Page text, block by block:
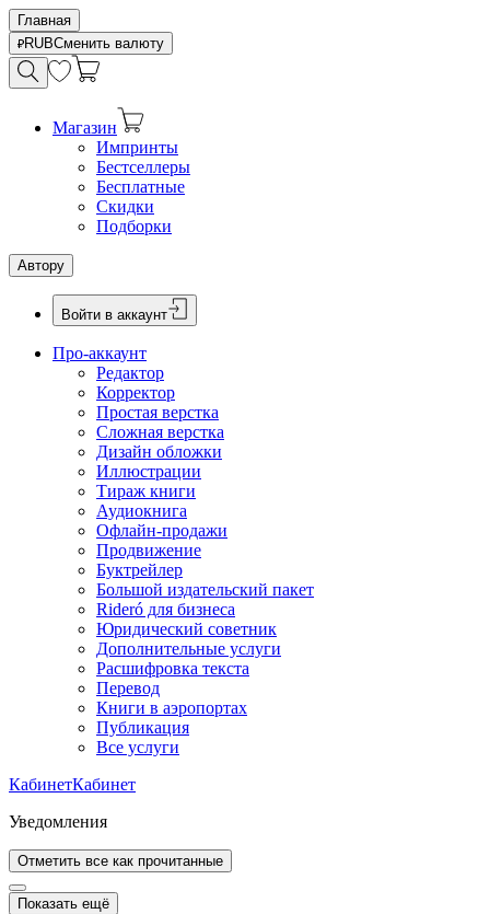
Главная
RUBСменить валюту
Магазин
Импринты
Бестселлеры
Бесплатные
Скидки
Подборки
Автору
Войти в аккаунт
Про-аккаунт
Редактор
Корректор
Простая верстка
Сложная верстка
Дизайн обложки
Иллюстрации
Тираж книги
Аудиокнига
Офлайн-продажи
Продвижение
Буктрейлер
Большой издательский пакет
Rideró для бизнеса
Юридический советник
Дополнительные услуги
Расшифровка текста
Перевод
Книги в аэропортах
Публикация
Все услуги
КабинетКабинет
Уведомления
Отметить все как прочитанные
Показать ещё